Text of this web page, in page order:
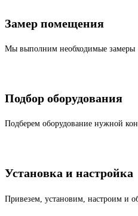
Замер помещения
Мы выполним необходимые замеры
Подбор оборудования
Подберем оборудование нужной
Установка и настройка
Привезем, установим, настроим и